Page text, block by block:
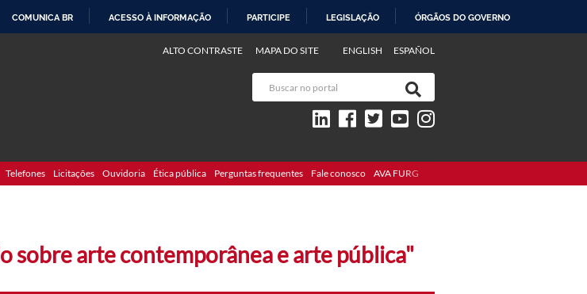
COMUNICA BR ACESSO À INFORMAÇÃO PARTICIPE LEGISLAÇÃO ÓRGÃOS DO GOVERNO
ENGLISH ESPAÑOL
ALTO CONTRASTE MAPA DO SITE
Telefones Licitações Ouvidoria Ética pública Perguntas frequentes Fale conosco AVA FURG
sobre arte contemporânea e arte pública"